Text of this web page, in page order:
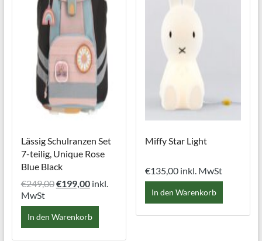
Lässig Schulranzen Set
7-teilig, Unique Rose
Blue Black
€249,00Ursprünglicher
war:
€249,00
€199,00Aktueller
ist:
€199,00.
inkl.
MwSt
In den Warenkorb
Miffy Star Light
€135,00 inkl. MwSt
In den Warenkorb